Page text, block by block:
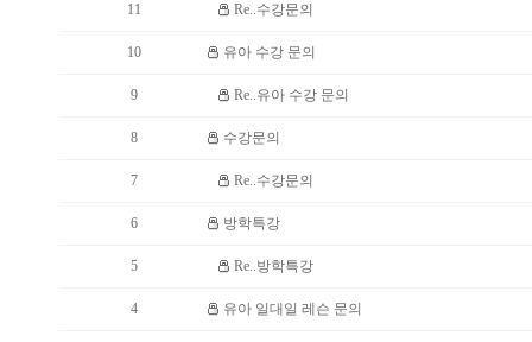
11 Re..수강문의
10 유아 수강 문의
9 Re..유아 수강 문의
8 수강문의
7 Re..수강문의
6 방학특강
5 Re..방학특강
4 유아 일대일 레슨 문의